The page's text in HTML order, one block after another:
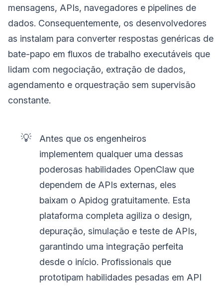
mensagens, APIs, navegadores e pipelines de
dados. Consequentemente, os desenvolvedores
as instalam para converter respostas genéricas de
bate-papo em fluxos de trabalho executáveis que
lidam com negociação, extração de dados,
agendamento e orquestração sem supervisão
constante.
💡
Antes que os engenheiros
implementem qualquer uma dessas
poderosas habilidades OpenClaw que
dependem de APIs externas, eles
baixam o Apidog gratuitamente. Esta
plataforma completa agiliza o design,
depuração, simulação e teste de APIs,
garantindo uma integração perfeita
desde o início. Profissionais que
prototipam habilidades pesadas em API